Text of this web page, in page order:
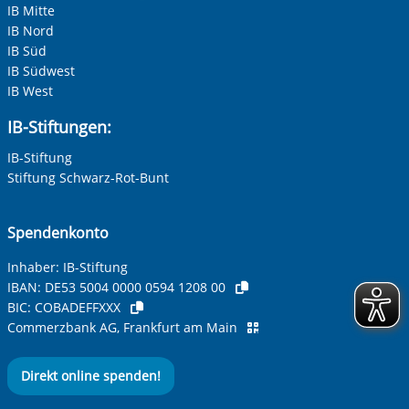
Adresse (PLZ, Ort, Strasse)
Ihre E-Mail-Adresse
Ihre Telefonnummer
Ihre Nachricht*
IB Mitte
IB Nord
IB Süd
IB Südwest
IB West
IB-Stiftungen:
IB-Stiftung
Stiftung Schwarz-Rot-Bunt
Spendenkonto
Inhaber: IB-Stiftung
IBAN: DE53 5004 0000 0594 1208 00
BIC: COBADEFFXXX
Commerzbank AG, Frankfurt am Main
Direkt online spenden!